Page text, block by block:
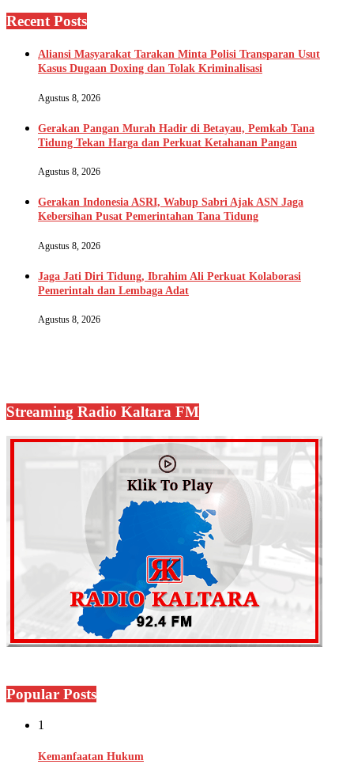
Recent Posts
Aliansi Masyarakat Tarakan Minta Polisi Transparan Usut
Kasus Dugaan Doxing dan Tolak Kriminalisasi
Agustus 8, 2026
Gerakan Pangan Murah Hadir di Betayau, Pemkab Tana
Tidung Tekan Harga dan Perkuat Ketahanan Pangan
Agustus 8, 2026
Gerakan Indonesia ASRI, Wabup Sabri Ajak ASN Jaga
Kebersihan Pusat Pemerintahan Tana Tidung
Agustus 8, 2026
Jaga Jati Diri Tidung, Ibrahim Ali Perkuat Kolaborasi
Pemerintah dan Lembaga Adat
Agustus 8, 2026
Streaming Radio Kaltara FM
Popular Posts
1
Kemanfaatan Hukum